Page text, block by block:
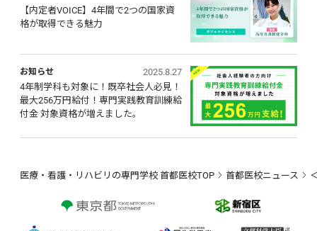
【内定者VOICE】4年間で2つの国家資
格が取得できる魅力
お知らせ
2025.8.27
4年制学科も対象に！既卒社会人必見！
最大256万円給付！専門実践教育訓練給
付金 対象資格が増えました。
医療・看護・リハビリの専門学校 首都医校TOP 首都医校ニュース